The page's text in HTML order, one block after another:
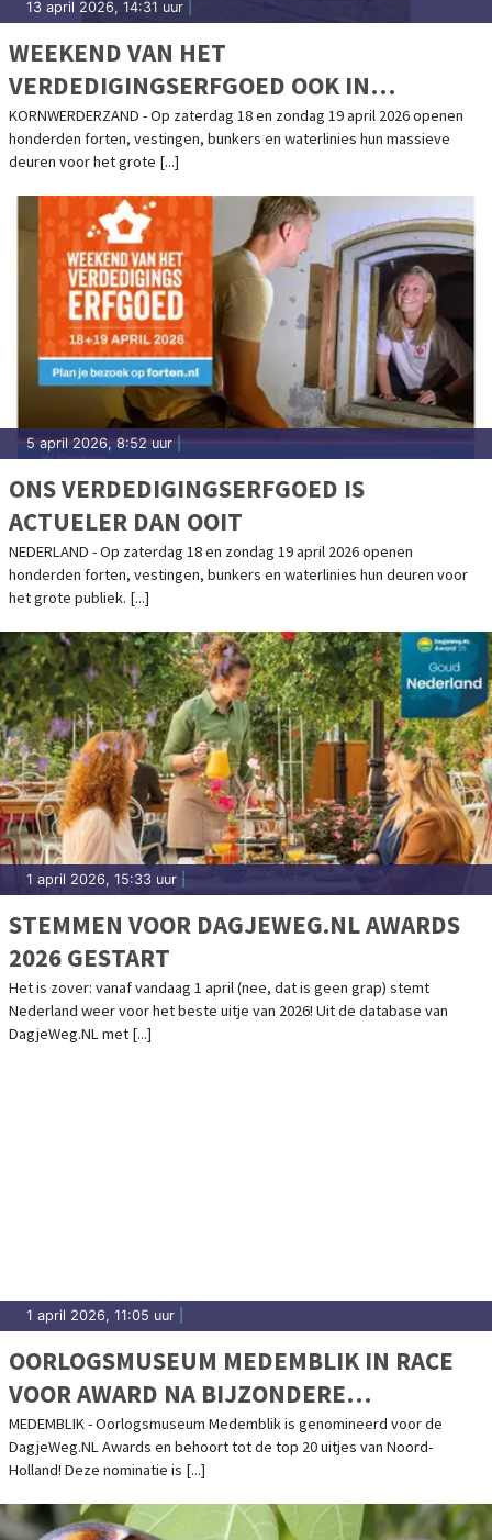
13 april 2026, 14:31 uur
WEEKEND VAN HET
VERDEDIGINGSERFGOED OOK IN
KAZEMATTENMUSEUM
KORNWERDERZAND - Op zaterdag 18 en zondag 19 april 2026 openen
honderden forten, vestingen, bunkers en waterlinies hun massieve
deuren voor het grote [...]
5 april 2026, 8:52 uur|
ONS VERDEDIGINGSERFGOED IS
ACTUELER DAN OOIT
NEDERLAND - Op zaterdag 18 en zondag 19 april 2026 openen
honderden forten, vestingen, bunkers en waterlinies hun deuren voor
het grote publiek. [...]
1 april 2026, 15:33 uur
STEMMEN VOOR DAGJEWEG.NL AWARDS
2026 GESTART
Het is zover: vanaf vandaag 1 april (nee, dat is geen grap) stemt
Nederland weer voor het beste uitje van 2026! Uit de database van
DagjeWeg.NL met [...]
1 april 2026, 11:05 uur
OORLOGSMUSEUM MEDEMBLIK IN RACE
VOOR AWARD NA BIJZONDERE
ERKENNING
MEDEMBLIK - Oorlogsmuseum Medemblik is genomineerd voor de
DagjeWeg.NL Awards en behoort tot de top 20 uitjes van Noord-
Holland! Deze nominatie is [...]